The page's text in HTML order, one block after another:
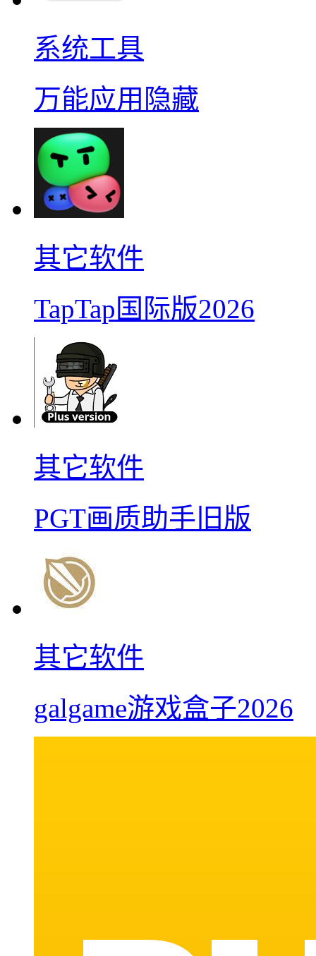
系统工具
万能应用隐藏
其它软件
TapTap国际版2026
其它软件
PGT画质助手旧版
其它软件
galgame游戏盒子2026